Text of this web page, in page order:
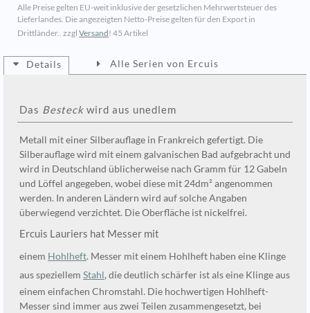
Alle Preise gelten EU-weit inklusive der gesetzlichen Mehrwertsteuer des
Lieferlandes. Die angezeigten Netto-Preise gelten für den Export in
Drittländer.. zzgl Versand! 45 Artikel
Details
Das Besteck wird aus unedlem
Metall mit einer Silberauflage in Frankreich gefertigt. Die
Silberauflage wird mit einem galvanischen Bad aufgebracht und
wird in Deutschland üblicherweise nach Gramm für 12 Gabeln
und Löffel angegeben, wobei diese mit 24dm² angenommen
werden. In anderen Ländern wird auf solche Angaben
überwiegend verzichtet. Die Oberfläche ist nickelfrei.
Ercuis Lauriers hat Messer mit
einem Hohlheft. Messer mit einem Hohlheft haben eine Klinge
aus speziellem Stahl, die deutlich schärfer ist als eine Klinge aus
einem einfachen Chromstahl. Die hochwertigen Hohlheft-
Messer sind immer aus zwei Teilen zusammengesetzt, bei
Alle Serien von Ercuis